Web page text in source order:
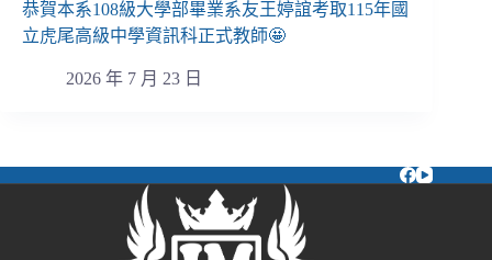
恭賀本系108級大學部畢業系友王婷誼考取115年國
立虎尾高級中學資訊科正式教師🤩
2026 年 7 月 23 日